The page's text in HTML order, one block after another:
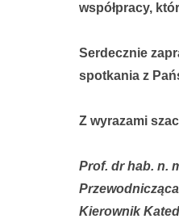
współpracy,
Serdecznie
spotkania z
Z wyrazami
Prof. dr hab. n.
Kierownik